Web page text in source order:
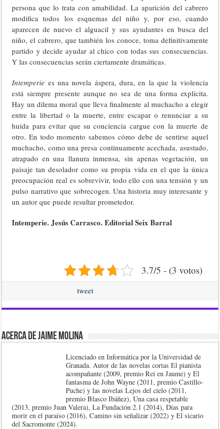
persona que lo trata con amabilidad. La aparición del cabrero
modifica todos los esquemas del niño y, por eso, cuando
aparecen de nuevo el alguacil y sus ayudantes en busca del
niño, el cabrero, que también los conoce, toma definitivamente
partido y decide ayudar al chico con todas sus consecuencias.
Y las consecuencias serán ciertamente dramáticas.
Intemperie es una novela áspera, dura, en la que la violencia
está siempre presente aunque no sea de una forma explícita.
Hay un dilema moral que lleva finalmente al muchacho a elegir
entre la libertad o la muerte, entre escapar o renunciar a su
huida para evitar que su conciencia cargue con la muerte de
otro. En todo momento sabemos cómo debe de sentirse aquel
muchacho, como una presa continuamente acechada, asustado,
atrapado en una llanura inmensa, sin apenas vegetación, un
paisaje tan desolador como su propia vida en el que la única
preocupación real es sobrevivir, todo ello con una tensión y un
pulso narrativo que sobrecogen. Una historia muy interesante y
un autor que puede resultar prometedor.
Intemperie. Jesús Carrasco. Editorial Seix Barral
3.7/5 - (3 votos)
tweet
Acerca de Jaime Molina
Licenciado en Informática por la Universidad de
Granada. Autor de las novelas cortas El pianista
acompañante (2009, premio Rei en Jaume) y El
fantasma de John Wayne (2011, premio Castillo-
Puche) y las novelas Lejos del cielo (2011,
premio Blasco Ibáñez), Una casa respetable
(2013, premio Juan Valera), La Fundación 2.1 (2014), Días para
morir en el paraíso (2016), Camino sin señalizar (2022) y El sicario
del Sacromonte (2024).